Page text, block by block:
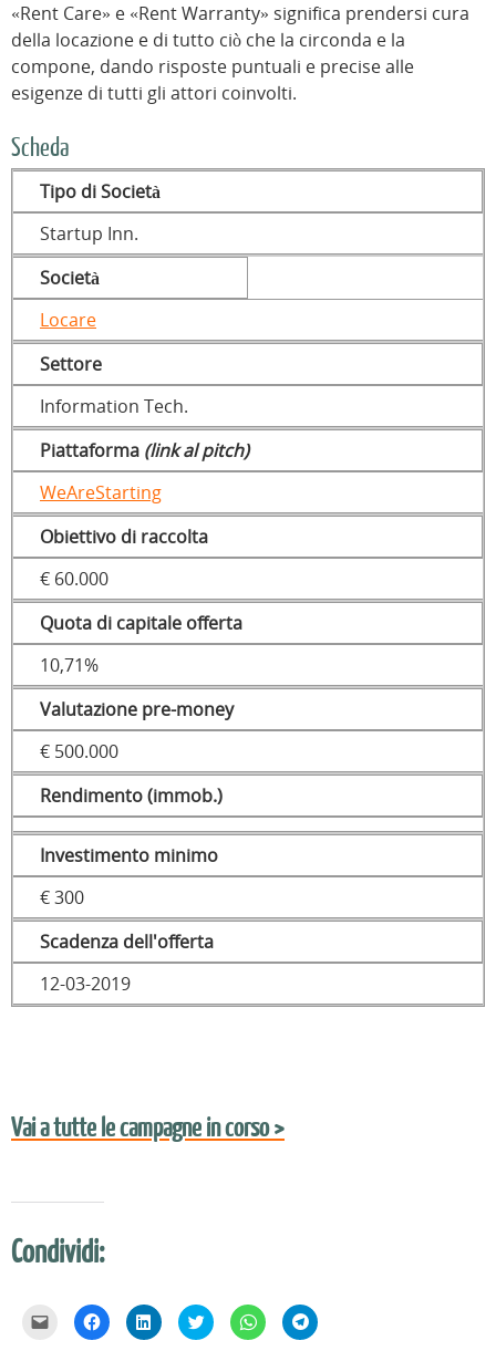
«Rent Care» e «Rent Warranty» significa prendersi cura
della locazione e di tutto ciò che la circonda e la
compone, dando risposte puntuali e precise alle
esigenze di tutti gli attori coinvolti.
Scheda
Tipo di Società
Startup Inn.
Società
Locare
Settore
Information Tech.
Piattaforma (link al pitch)
WeAreStarting
Obiettivo di raccolta
€ 60.000
Quota di capitale offerta
10,71%
Valutazione pre-money
€ 500.000
Rendimento (immob.)
Investimento minimo
€ 300
Scadenza dell'offerta
12-03-2019
Vai a tutte le campagne in corso >
Condividi:
F
a
F
a
F
a
F
a
F
a